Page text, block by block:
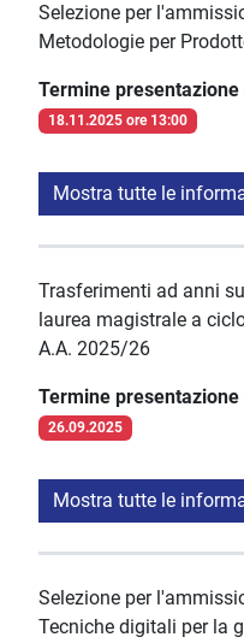
Selezione per
Metodologie per
Termine
18.11.2025 ore 13:00
Mostra tutte le
Trasferimenti ad anni
laurea magistrale a
A.A. 2025/26
Termine
26.09.2025
Mostra tutte le
Selezione per
Tecniche digitali per la